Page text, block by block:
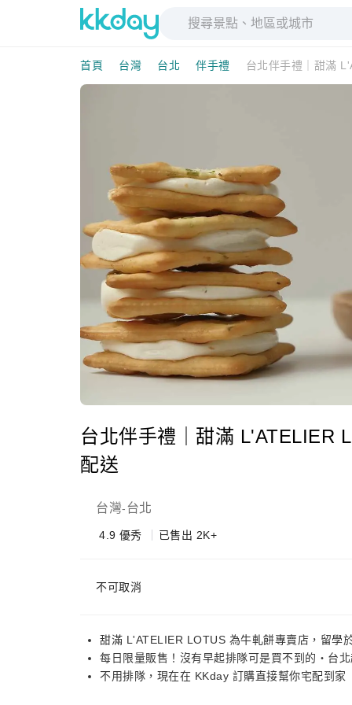
首頁 台灣 台北 伴手禮 台北伴手禮｜甜滿
台北伴手禮｜甜滿 L'ATELIER
配送
台灣-台北
4.9 優秀 已售出 2K+
不可取消
甜滿 L'ATELIER LOTUS 為牛軋餅專賣店，留學
每日限量販售！沒有早起排隊可是買不到的・台
不用排隊，現在在 KKday 訂購直接幫你宅配到家